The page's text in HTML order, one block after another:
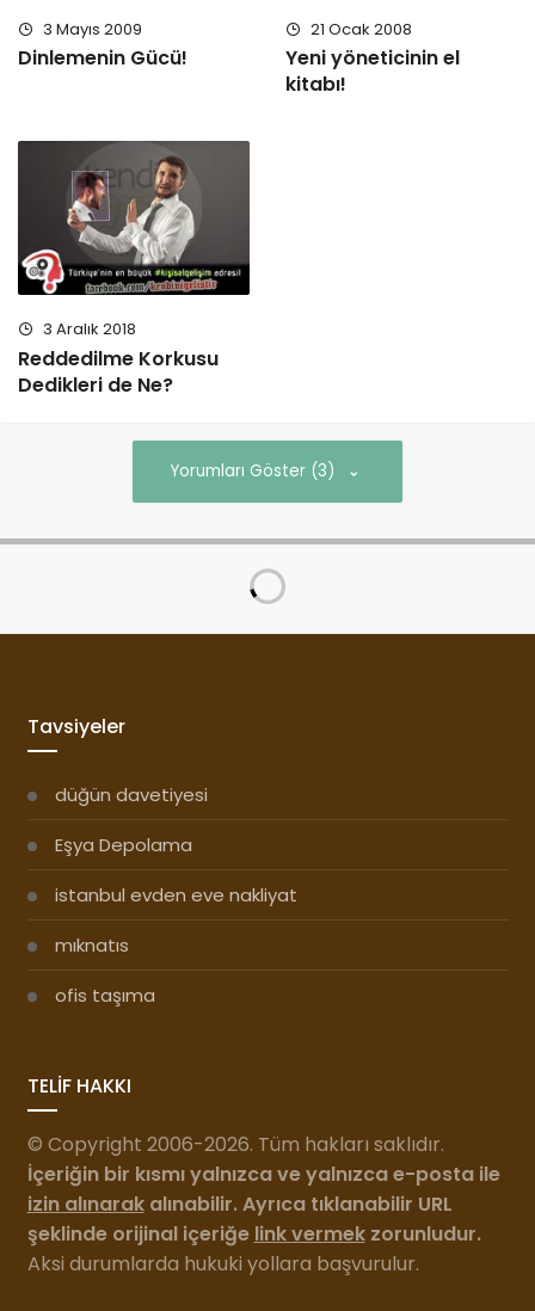
3 Mayıs 2009
Dinlemenin Gücü!
21 Ocak 2008
Yeni yöneticinin el
kitabı!
3 Aralık 2018
Reddedilme Korkusu
Dedikleri de Ne?
Yorumları Göster (3)
Tavsiyeler
düğün davetiyesi
Eşya Depolama
istanbul evden eve nakliyat
mıknatıs
ofis taşıma
TELİF HAKKI
© Copyright 2006-2026. Tüm hakları saklıdır.
İçeriğin bir kısmı yalnızca ve yalnızca e-posta ile
izin alınarakalınabilir. Ayrıca tıklanabilir URL
şeklinde orijinal içeriğe link vermekzorunludur.
Aksi durumlarda hukuki yollara başvurulur.